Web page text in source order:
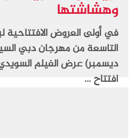
وهشاشتها
في أولى العروض الافتتاحية
ديسمبر) عرض الفيلم
افتتاح …